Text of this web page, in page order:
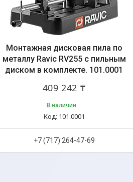
Монтажная дисковая пила по
металлу Ravic RV255 с пильным
диском в комплекте. 101.0001
409 242 ₸
В наличии
101.0001
+7 (717) 264-47-69